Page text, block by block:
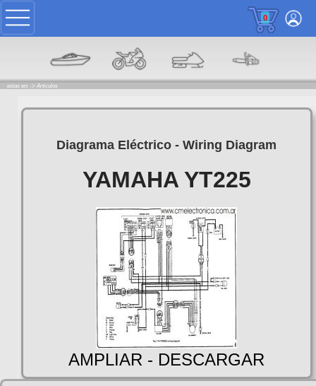
0
estas en: -> Articulos
Diagrama Eléctrico - Wiring Diagram
YAMAHA YT225
AMPLIAR - DESCARGAR